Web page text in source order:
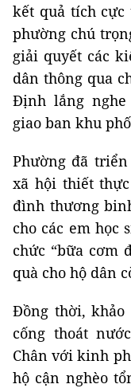
kết quả tích cực
phường chú
giải quyết các
dân thông qua
Định lắng nghe
giao ban khu
Phường đã
xã hội thiết
đình thương
cho các em học
chức “bữa cơm
quà cho hộ dân
Đồng thời, khảo
cống thoát
Chân với kinh
hộ cận nghèo